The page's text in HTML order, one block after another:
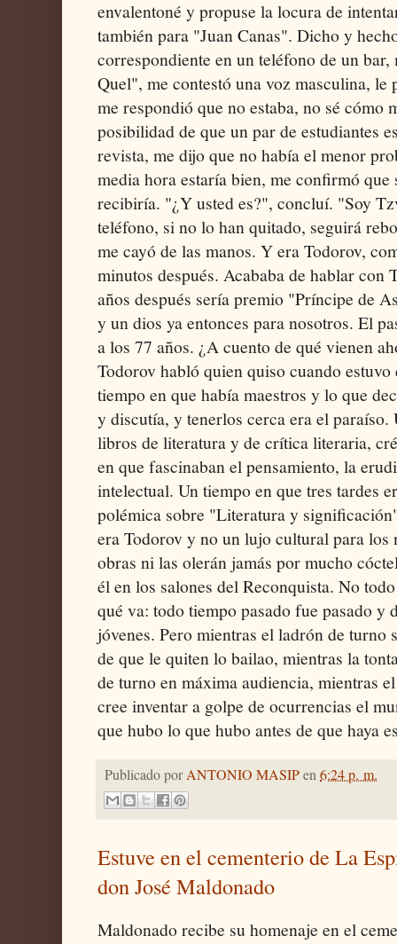
envalentoné y propuse la locura de
también para "Juan Canas". Dicho y
correspondiente en un teléfono de un
Quel", me contestó una voz masculina, le
me respondió que no estaba, no sé cómo
posibilidad de que un par de estudiantes
revista, me dijo que no había el menor
media hora estaría bien, me confirmó
recibiría. "¿Y usted es?", concluí. "Soy
teléfono, si no lo han quitado, seguirá
me cayó de las manos. Y era Todorov,
minutos después. Acababa de hablar con
años después sería premio "Príncipe de
y un dios ya entonces para nosotros. El
a los 77 años. ¿A cuento de qué vienen
Todorov habló quien quiso cuando
tiempo en que había maestros y lo que
y discutía, y tenerlos cerca era el paraíso.
libros de literatura y de crítica literaria,
en que fascinaban el pensamiento, la
intelectual. Un tiempo en que tres tardes
polémica sobre "Literatura y
era Todorov y no un lujo cultural para los
obras ni las olerán jamás por mucho
él en los salones del Reconquista. No
qué va: todo tiempo pasado fue pasado y
jóvenes. Pero mientras el ladrón de turno
de que le quiten lo bailao, mientras la
de turno en máxima audiencia, mientras
cree inventar a golpe de ocurrencias el
que hubo lo que hubo antes de que haya
Publicado porANTONIO MASIPen6:24 p. m.
Estuve en el cementerio de La
don José Maldonado
Maldonado recibe su homenaje en el